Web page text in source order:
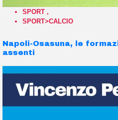
SPORT ,
SPORT>CALCIO
Napoli-Osasuna, le
assenti